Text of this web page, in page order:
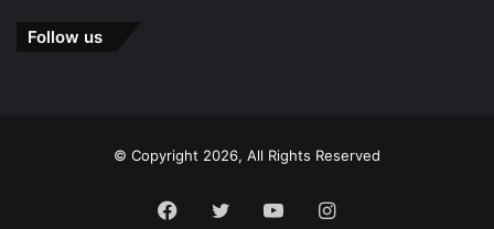
Follow us
© Copyright 2026, All Rights Reserved
Facebook
TwitterYouTubeInstagram